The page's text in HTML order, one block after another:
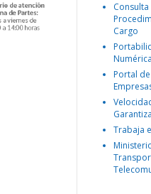
Consulta
Cargo
Portal
Trabaja